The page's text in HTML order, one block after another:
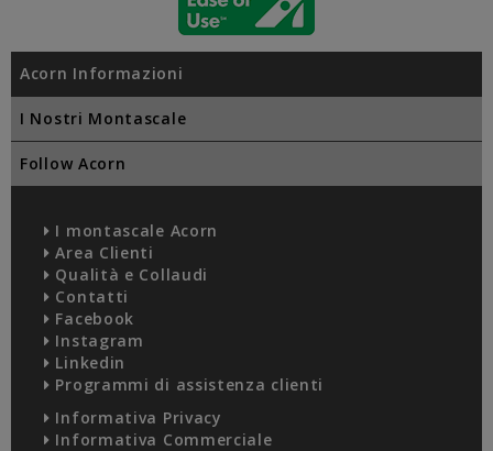
Acorn Informazioni
I Nostri Montascale
Follow Acorn
I montascale Acorn
Area Clienti
Qualità e Collaudi
Contatti
Facebook
Instagram
Linkedin
Programmi di assistenza clienti
Informativa Privacy
Informativa Commerciale